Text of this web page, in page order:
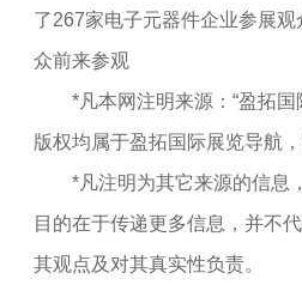
了267家电子元器件企业参展
众前来参观
*凡本网注明来源：“盈拓国
版权均属于盈拓国际展览导航，
*凡注明为其它来源的信息
目的在于传递更多信息，并不
其观点及对其真实性负责。